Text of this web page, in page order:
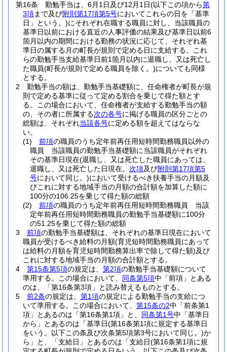
第16条
勤勉手当は、6月1日及び12月1日(以下この項から第
3項まで及び附則第17項第5号においてこれらの日を「基準
日」という。)にそれぞれ在職する職員に対し、当該職員の
基準日以前における直近の人事評価の結果及び基準日以前6
箇月以内の期間における勤務の状況に応じて、それぞれ基
準日の属する月の町長が規則で定める日に支給する。
これ
らの勤勉手当支給基準日前1箇月以内に退職し、又は死亡し
た職員(町長が規則で定める職員を除く。)についても同様
とする。
2
勤勉手当の額は、勤勉手当基礎額に、任命権者が町長が規
則で定める基準に従って定める割合を乗じて得た額とす
る。
この場合において、任命権者が支給する勤勉手当の額
の、その者に所属する次の各号に掲げる職員の区分ごとの
総額は、それぞれ当該各号に定める額を超えてはならな
い。
(1)
前項の職員のうち定年前再任用短時間勤務職員以外の
職員 当該職員の勤勉手当基礎額に当該職員がそれぞれ
その基準日現在(退職し、又は死亡した職員にあっては、
退職し、又は死亡した日現在。 次項及び附則第17項第5
号において同じ。)において受けるべき扶養手当の月額及
びこれに対する地域手当の月額の合計額を加算した額に
100分の106.25を乗じて得た額の総額
(2)
前項の職員のうち定年前再任用短時間勤務職員 当該
定年前再任用短時間勤務職員の勤勉手当基礎額に100分
の51.25を乗じて得た額の総額
3
前項の勤勉手当基礎額は、それぞれの基準日現在において
職員が受けるべき給料の月額(育児短時間勤務職員にあって
は給料の月額を育児短時間勤務算出率で除して得た額)及び
これに対する地域手当の月額の合計額とする。
4
第15条第5項の規定は、 第2項の勤勉手当基礎額について
準用する。
この場合において、 同条第5項中「前項」とある
のは、「第16条第3項」と読み替えるものとする。
5
前2条の規定は、 第1項の規定による勤勉手当の支給につ
いて準用する。
この場合において、 第15条の2中「前条第1
項」とあるのは「第16条第1項」と、 同条第1号中「基準日
から」とあるのは「基準日(第16条第1項に規定する基準日
をいう。以下この条及び次条第5項第3号において同じ。)か
ら」と、「支給日」とあるのは「支給日(第16条第1項に規